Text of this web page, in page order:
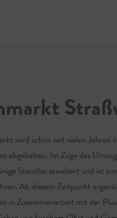
wird schon seit vielen Jahren
abgehalten. Im Zuge des
Standler erweitert und ist
Ab diesem Zeitpunkt
in Zusammenarbeit mit der